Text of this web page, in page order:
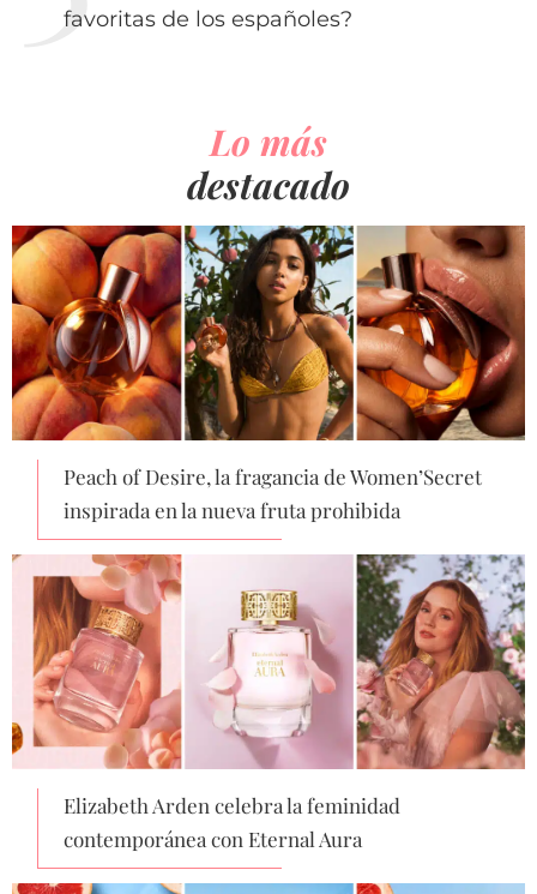
favoritas de los españoles?
Lo más
destacado
Peach of Desire, la fragancia de Women’Secret
inspirada en la nueva fruta prohibida
Elizabeth Arden celebra la feminidad
contemporánea con Eternal Aura